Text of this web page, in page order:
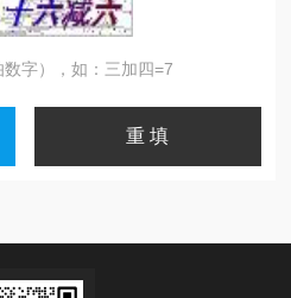
字），如：三加四=7